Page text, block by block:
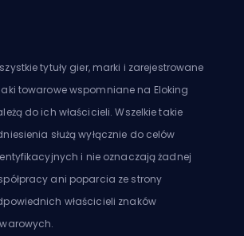
tytuły gier, marki i zarejestrowane
towarowe wspomniane na Eloking
do ich właścicieli. Wszelkie takie
służą wyłącznie do celów
i nie oznaczają żadnej
ani poparcia ze strony
właścicieli znaków